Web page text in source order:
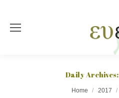
Daily Archives:
Home 2017